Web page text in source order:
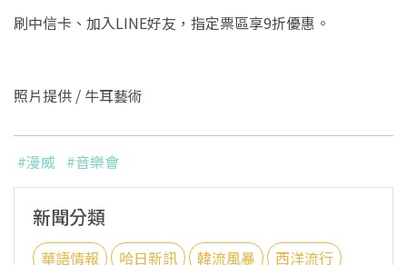
刷中信卡、加入LINE好友，指定票區享9折優惠。
照片提供 / 牛耳藝術
#漫威 #音樂會
新聞分類
華語情報 哈日新訊 韓流風暴 西洋流行